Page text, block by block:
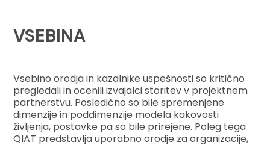
VSEBINA
Vsebino orodja in kazalnike uspešnosti so kritično
pregledali in ocenili izvajalci storitev v projektnem
partnerstvu. Posledično so bile spremenjene
dimenzije in poddimenzije modela kakovosti
življenja, postavke pa so bile prirejene. Poleg tega
QIAT predstavlja uporabno orodje za organizacije,